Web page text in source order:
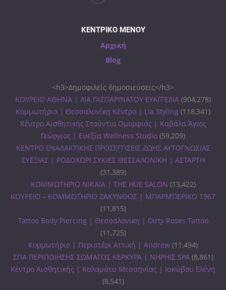
ΚΕΝΤΡΙΚΟ ΜΕΝΟΥ
Αρχική
Blog
<h3>Δημοφιλείς δημοσιεύσεις</h3>
ΚΟΥΡΕΙΟ ΑΘΗΝΑ | ΛΙΑ ΓΑΣΠΑΡΙΝΑΤΟΥ ΕΥΑΓΓΕΛΙΑ (904,278)
Κομμωτήριο | Θεσσαλονίκη Κέντρο | Lia Styling (118,341)
Κέντρο Αισθητικής Στούντιο Ομορφιάς | Καβάλα Άγιος
Γεώργιος | Ευεξία Wellness Studio (59,209)
ΚΕΝΤΡΟ ΕΝΑΛΑΚΤΙΚΗΣ ΠΡΟΣΕΓΓΙΣΕΙΣ ΖΩΗΣ ΑΥΤΟΓΝΩΣΙΑΣ
ΕΥΕΞΙΑΣ | ΡΟΔΟΧΩΡΙ ΣΥΚΙΕΣ ΘΕΣΣΑΛΟΝΙΚΗ | ΑΣΤΑΡΤΗ
(31,389)
ΚΟΜΜΩΤΗΡΙΟ ΝΙΚΑΙΑ | THE HUE SALON (13,422)
ΚΟΥΡΕΙΟ – ΚΟΜΜΩΤΗΡΙΟ ΖΑΚΥΝΘΟΣ | ΜΠΑΡΜΠΕΡΙΚΟ 1967
(11,815)
Tattoo Body Piercing | Θεσσαλονίκη | Dirty Roses Tattoo
(11,725)
Κομμωτήριο | Περιστέρι Αττική | Andrew (11,494)
ΣΠΑ ΠΕΡΙΠΟΙΗΣΗΣ ΣΩΜΑΤΟΣ ΚΕΡΚΥΡΑ | ΝΗΡΗΙΣ SPA (8,861)
Κέντρο Αισθητικής | Καλαμάτα Μεσσηνίας | Ιακώβου Ελένη
(8,541)